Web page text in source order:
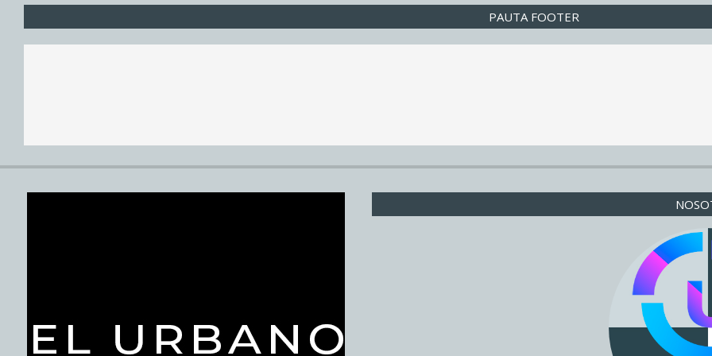
PAUTA FOOTER